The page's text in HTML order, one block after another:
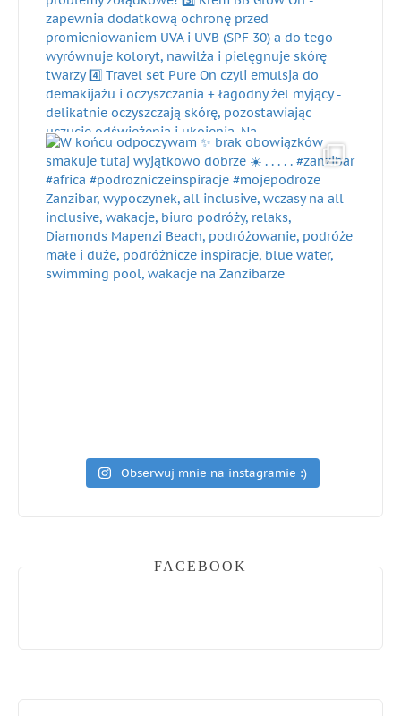
Obserwuj mnie na instagramie :)
FACEBOOK